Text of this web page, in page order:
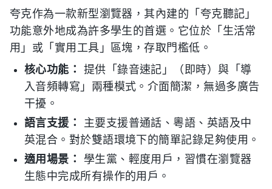
夸克作為一款新型瀏覽器，其內建的「夸克聽記」
功能意外地成為許多學生的首選。它位於「生活常
用」或「實用工具」區塊，存取門檻低。
核心功能：
提供「錄音速記」（即時）與「導
入音頻轉寫」兩種模式。介面簡潔，無過多廣告
干擾。
語言支援：
主要支援普通話、粵語、英語及中
英混合。對於雙語環境下的簡單記錄足夠使用。
適用場景：
學生黨、輕度用戶，習慣在瀏覽器
生態中完成所有操作的用戶。